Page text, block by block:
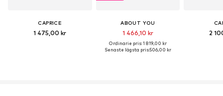
CAPRICE
1 475,00 kr
ABOUT YOU
1 466,10 kr
Ordinarie pris: 1 819,00 kr
Senaste lägsta pris:506,00 kr
2